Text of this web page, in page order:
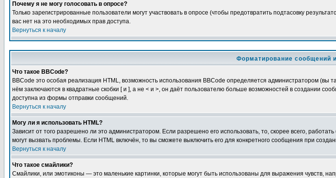
Почему я не могу голосовать в опросе?
Только зарегистрированные пользователи могут участвовать в опросе (чтобы предотвратить подтасовку
вас нет на это необходимых прав доступа.
Вернуться к началу
Форматирование сообщений
Что такое BBCode?
BBCode это особая реализация HTML, возможность использования BBCode определяется администратором
нём заключаются в квадратные скобки [ и ], а не < и >, он даёт пользователю больше возможностей в создании
доступна из формы отправки сообщений.
Вернуться к началу
Могу ли я использовать HTML?
Зависит от того разрешено ли это администратором. Если разрешено его использовать, то, скорее всего,
могут вызвать проблемы. Если HTML включён, то вы сможете выключить его для конкретного сообщения при
Вернуться к началу
Что такое смайлики?
Смайлики, или эмотиконы — это маленькие картинки, которые могут быть использованы для выражения чувств,